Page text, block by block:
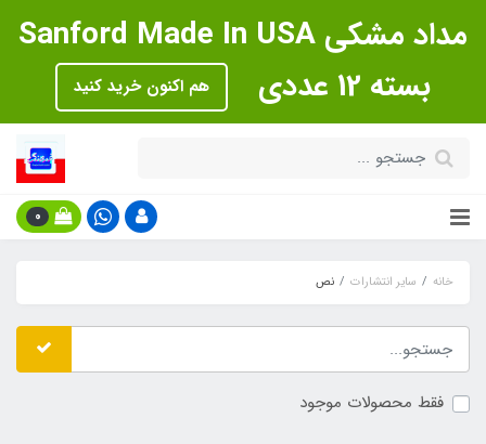
مداد مشکی Sanford Made In USA
بسته 12 عددی
هم اکنون خرید کنید
0
خانه سایر انتشارات نص
فقط محصولات موجود